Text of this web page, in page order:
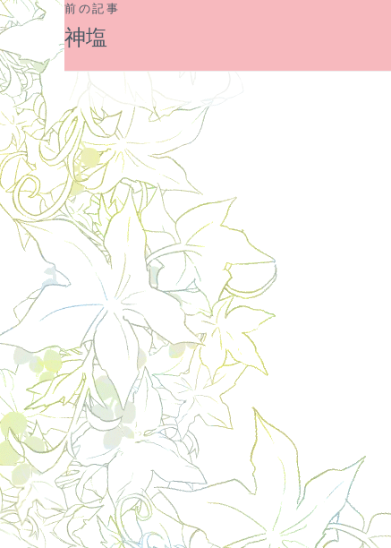
投
稿
ナ
ビ
ゲ
ー
シ
ョ
ン
前の記事
神塩